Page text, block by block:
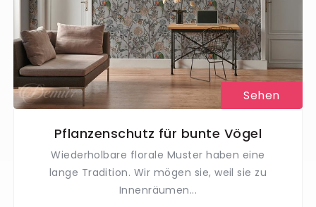
Sehen
Pflanzenschutz für bunte Vögel
Wiederholbare florale Muster haben eine
lange Tradition. Wir mögen sie, weil sie zu
Innenräumen...